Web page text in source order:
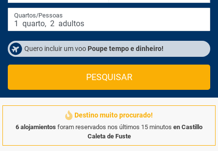
Quartos/Pessoas
1 quarto, 2 adultos
Quero incluir um voo Poupe tempo e dinheiro!
PESQUISAR
Destino muito procurado!
6 alojamientos foram reservados nos últimos 15 minutos en Castillo
Caleta de Fuste